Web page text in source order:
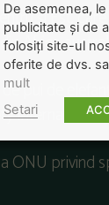
şi Est,
Africa
pui de
International
ONU privind
De asemenea,
publicitate și de
folosiți site-ul
oferite de dvs.
mult
Setari